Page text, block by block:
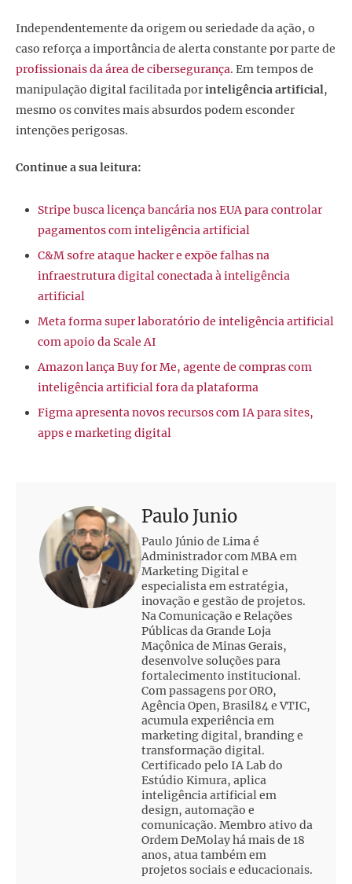
Independentemente da origem ou seriedade da ação, o
caso reforça a importância de alerta constante por parte de
profissionais da área de cibersegurança. Em tempos de
manipulação digital facilitada porinteligência artificial,
mesmo os convites mais absurdos podem esconder
intenções perigosas.
Continue a sua leitura:
Stripe busca licença bancária nos EUA para controlar
pagamentos com inteligência artificial
C&M sofre ataque hacker e expõe falhas na
infraestrutura digital conectada à inteligência
artificial
Meta forma super laboratório de inteligência artificial
com apoio da Scale AI
Amazon lança Buy for Me, agente de compras com
inteligência artificial fora da plataforma
Figma apresenta novos recursos com IA para sites,
apps e marketing digital
Paulo Junio
Paulo Júnio de Lima é
Administrador com MBA em
Marketing Digital e
especialista em estratégia,
inovação e gestão de projetos.
Na Comunicação e Relações
Públicas da Grande Loja
Maçônica de Minas Gerais,
desenvolve soluções para
fortalecimento institucional.
Com passagens por ORO,
Agência Open, Brasil84 e VTIC,
acumula experiência em
marketing digital, branding e
transformação digital.
Certificado pelo IA Lab do
Estúdio Kimura, aplica
inteligência artificial em
design, automação e
comunicação. Membro ativo da
Ordem DeMolay há mais de 18
anos, atua também em
projetos sociais e educacionais.